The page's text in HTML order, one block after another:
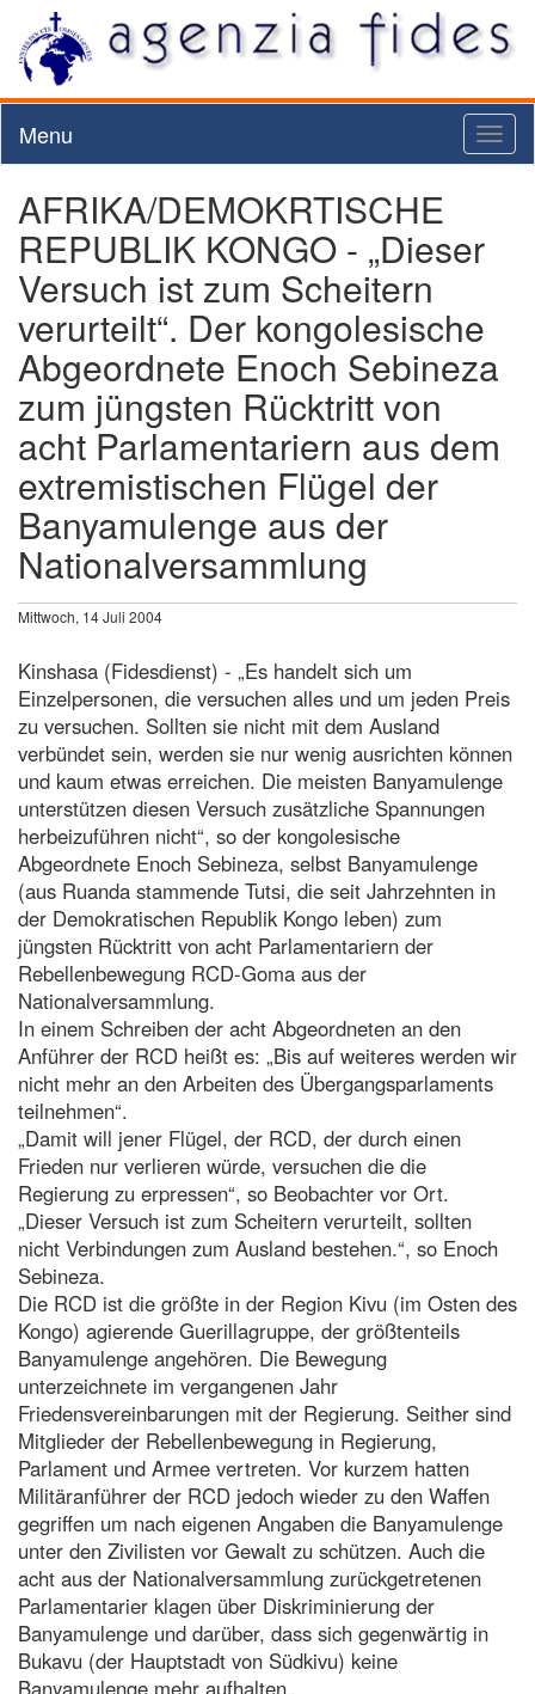
Menu
AFRIKA/DEMOKRTISCHE
REPUBLIK KONGO - „Dieser
Versuch ist zum Scheitern
verurteilt“. Der kongolesische
Abgeordnete Enoch Sebineza
zum jüngsten Rücktritt von
acht Parlamentariern aus dem
extremistischen Flügel der
Banyamulenge aus der
Nationalversammlung
Mittwoch, 14 Juli 2004
Kinshasa (Fidesdienst) - „Es handelt sich um
Einzelpersonen, die versuchen alles und um jeden Preis
zu versuchen. Sollten sie nicht mit dem Ausland
verbündet sein, werden sie nur wenig ausrichten können
und kaum etwas erreichen. Die meisten Banyamulenge
unterstützen diesen Versuch zusätzliche Spannungen
herbeizuführen nicht“, so der kongolesische
Abgeordnete Enoch Sebineza, selbst Banyamulenge
(aus Ruanda stammende Tutsi, die seit Jahrzehnten in
der Demokratischen Republik Kongo leben) zum
jüngsten Rücktritt von acht Parlamentariern der
Rebellenbewegung RCD-Goma aus der
Nationalversammlung.
In einem Schreiben der acht Abgeordneten an den
Anführer der RCD heißt es: „Bis auf weiteres werden wir
nicht mehr an den Arbeiten des Übergangsparlaments
teilnehmen“.
„Damit will jener Flügel, der RCD, der durch einen
Frieden nur verlieren würde, versuchen die die
Regierung zu erpressen“, so Beobachter vor Ort.
„Dieser Versuch ist zum Scheitern verurteilt, sollten
nicht Verbindungen zum Ausland bestehen.“, so Enoch
Sebineza.
Die RCD ist die größte in der Region Kivu (im Osten des
Kongo) agierende Guerillagruppe, der größtenteils
Banyamulenge angehören. Die Bewegung
unterzeichnete im vergangenen Jahr
Friedensvereinbarungen mit der Regierung. Seither sind
Mitglieder der Rebellenbewegung in Regierung,
Parlament und Armee vertreten. Vor kurzem hatten
Militäranführer der RCD jedoch wieder zu den Waffen
gegriffen um nach eigenen Angaben die Banyamulenge
unter den Zivilisten vor Gewalt zu schützen. Auch die
acht aus der Nationalversammlung zurückgetretenen
Parlamentarier klagen über Diskriminierung der
Banyamulenge und darüber, dass sich gegenwärtig in
Bukavu (der Hauptstadt von Südkivu) keine
Banyamulenge mehr aufhalten.